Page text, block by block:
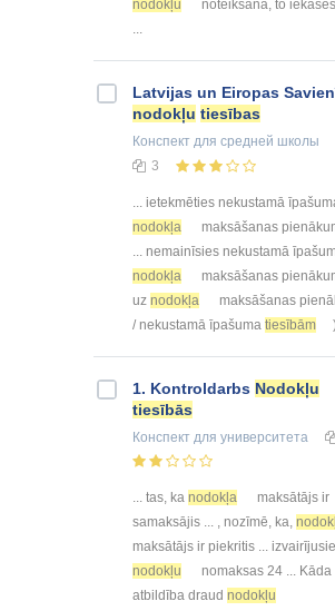
nodokļu
noteikšana, to
Latvijas un Eiropas
nodokļu tiesības
Конспект для средней школы
3
... ietekmēties nekustamā
nodokļa
maksāšanas
... nemainīsies nekustamā
nodokļa
maksāšanas
uz nodokļa
maksāšanas
/ nekustamā īpašuma tiesībām
1. Kontroldarbs Nodokļu
tiesībās
Конспект для университета
... tas, ka nodokļa
maksātājs ir
samaksājis ... , nozīmē, ka,
maksātājs ir piekritis ...
nodokļu
nomaksas 24 ... Kāda
atbildība draud nodokļu